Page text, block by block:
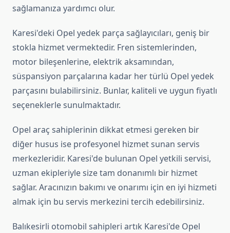
sağlamanıza yardımcı olur.
Karesi'deki Opel yedek parça sağlayıcıları, geniş bir
stokla hizmet vermektedir. Fren sistemlerinden,
motor bileşenlerine, elektrik aksamından,
süspansiyon parçalarına kadar her türlü Opel yedek
parçasını bulabilirsiniz. Bunlar, kaliteli ve uygun fiyatlı
seçeneklerle sunulmaktadır.
Opel araç sahiplerinin dikkat etmesi gereken bir
diğer husus ise profesyonel hizmet sunan servis
merkezleridir. Karesi'de bulunan Opel yetkili servisi,
uzman ekipleriyle size tam donanımlı bir hizmet
sağlar. Aracınızın bakımı ve onarımı için en iyi hizmeti
almak için bu servis merkezini tercih edebilirsiniz.
Balıkesirli otomobil sahipleri artık Karesi'de Opel